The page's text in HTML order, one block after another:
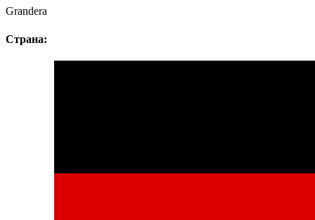
Grandera
Страна: